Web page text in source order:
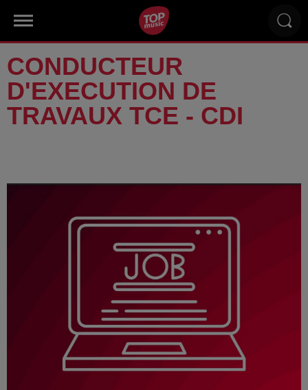
CONDUCTEUR
D'EXECUTION DE
TRAVAUX TCE - CDI